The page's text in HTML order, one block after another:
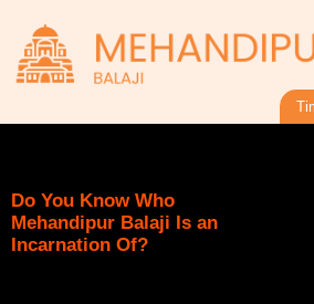
Do You Know Who
Mehandipur Balaji Is an
Incarnation Of?